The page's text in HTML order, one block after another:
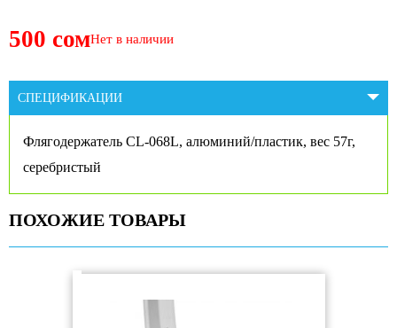
500 сомНет в наличии
СПЕЦИФИКАЦИИ
Флягодержатель CL-068L, алюминий/пластик, вес 57г,
серебристый
ПОХОЖИЕ ТОВАРЫ